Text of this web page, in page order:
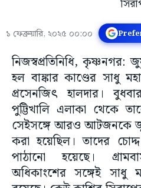
১ ফেব্রুয়ারি, ২০২৫ ০০:০০
নিজস্বপ্রতিনিধি, কৃষ্ণনগর:
হল বাঙ্কার কাণ্ডের সাধু
প্রসেনজিৎ হালদার।
পুট্টিখালি এলাকা থেকে
সেইসঙ্গে আরও আটজনকে
করা হয়েছিল। তাদের
পাঠানো হয়েছে।
অধিকাংশের সঙ্গেই সাধু